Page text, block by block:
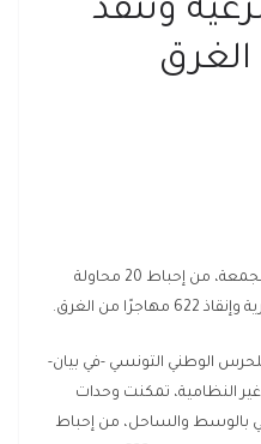
وتنقذ
تمكنت السلطات التونسية، اليوم الجمعة، من إحباط 20 محاولة
من الغرق.
الوطني التونسي -في بيان-
النظامية، تمكنت وحدات
بالوسط والساحل، من إحباط